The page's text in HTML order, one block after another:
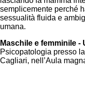
semplicemente perché
sessualità fluida e
umana.
Maschile e femminile
Psicopatologia presso
Cagliari, nell’Aula